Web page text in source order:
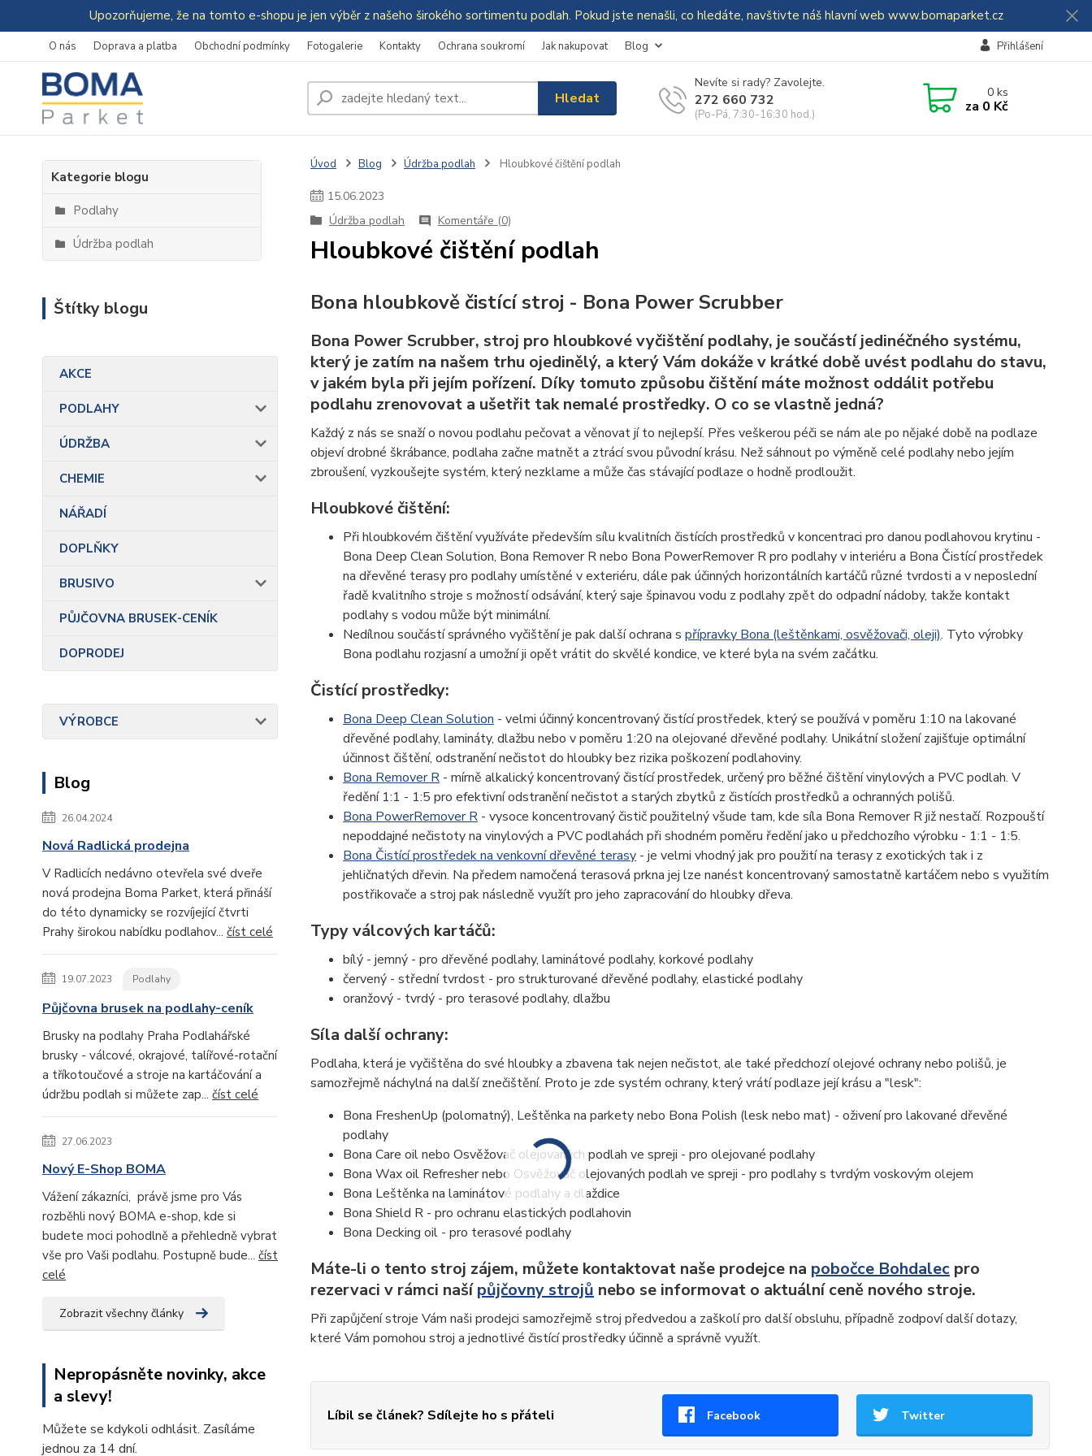
Upozorňujeme, že na tomto e-shopu je jen výběr z našeho širokého sortimentu podlah. Pokud jste nenašli, co hledáte, navštivte náš hlavní web www.bomaparket.cz
O nás Doprava a platba Obchodní podmínky Fotogalerie Kontakty Ochrana soukromí Jak nakupovat Blog Přihlášení
Hledat
Nevíte si rady? Zavolejte.
272 660 732
(Po-Pá, 7:30-16:30 hod.)
0ks
za 0 Kč
Kategorie blogu
Podlahy
Údržba podlah
Štítky blogu
AKCE
PODLAHY
ÚDRŽBA
CHEMIE
NÁŘADÍ
DOPLŇKY
BRUSIVO
PŮJČOVNA BRUSEK-CENÍK
DOPRODEJ
VÝROBCE
Blog
26.04.2024
Nová Radlická prodejna
V Radlicích nedávno otevřela své dveře
nová prodejna Boma Parket, která přináší
do této dynamicky se rozvíjející čtvrti
Prahy širokou nabídku podlahov... číst celé
19.07.2023 Podlahy
Půjčovna brusek na podlahy-ceník
Brusky na podlahy Praha Podlahářské
brusky - válcové, okrajové, talířové-rotační
a tříkotoučové a stroje na kartáčování a
údržbu podlah si můžete zap... číst celé
27.06.2023
Nový E-Shop BOMA
Vážení zákazníci, právě jsme pro Vás
rozběhli nový BOMA e-shop, kde si
budete moci pohodlně a přehledně vybrat
vše pro Vaši podlahu. Postupně bude... číst
celé
Zobrazit všechny články
Nepropásněte novinky, akce
a slevy!
Můžete se kdykoli odhlásit. Zasíláme
jednou za 14 dní.
Úvod Blog Údržba podlah Hloubkové čištění podlah
15.06.2023
Údržba podlah
Komentáře (0)
Hloubkové čištění podlah
Bona hloubkově čistící stroj - Bona Power Scrubber
Bona Power Scrubber, stroj pro hloubkové vyčištění podlahy, je součástí jedinéčného systému,
který je zatím na našem trhu ojedinělý, a který Vám dokáže v krátké době uvést podlahu do stavu,
v jakém byla při jejím pořízení. Díky tomuto způsobu čištění máte možnost oddálit potřebu
podlahu zrenovovat a ušetřit tak nemalé prostředky. O co se vlastně jedná?
Každý z nás se snaží o novou podlahu pečovat a věnovat jí to nejlepší. Přes veškerou péči se nám ale po nějaké době na podlaze
objeví drobné škrábance, podlaha začne matnět a ztrácí svou původní krásu. Než sáhnout po výměně celé podlahy nebo jejím
zbroušení, vyzkoušejte systém, který nezklame a může čas stávající podlaze o hodně prodloužit.
Hloubkové čištění:
Při hloubkovém čištění využíváte především sílu kvalitních čistících prostředků v koncentraci pro danou podlahovou krytinu -
Bona Deep Clean Solution, Bona Remover R nebo Bona PowerRemover R pro podlahy v interiéru a Bona Čistící prostředek
na dřevěné terasy pro podlahy umístěné v exteriéru, dále pak účinných horizontálních kartáčů různé tvrdosti a v neposlední
řadě kvalitního stroje s možností odsávání, který saje špinavou vodu z podlahy zpět do odpadní nádoby, takže kontakt
podlahy s vodou může být minimální.
Nedílnou součástí správného vyčištění je pak další ochrana s přípravky Bona (leštěnkami, osvěžovači, oleji). Tyto výrobky
Bona podlahu rozjasní a umožní ji opět vrátit do skvělé kondice, ve které byla na svém začátku.
Čistící prostředky:
Bona Deep Clean Solution - velmi účinný koncentrovaný čistící prostředek, který se používá v poměru 1:10 na lakované
dřevěné podlahy, lamináty, dlažbu nebo v poměru 1:20 na olejované dřevěné podlahy. Unikátní složení zajišťuje optimální
účinnost čištění, odstranění nečistot do hloubky bez rizika poškození podlahoviny.
Bona Remover R- mírně alkalický koncentrovaný čistící prostředek, určený pro běžné čištění vinylových a PVC podlah. V
ředění 1:1 - 1:5 pro efektivní odstranění nečistot a starých zbytků z čistících prostředků a ochranných polišů.
Bona PowerRemover R- vysoce koncentrovaný čistič použitelný všude tam, kde síla Bona Remover R již nestačí. Rozpouští
nepoddajné nečistoty na vinylových a PVC podlahách při shodném poměru ředění jako u předchozího výrobku - 1:1 - 1:5.
Bona Čistící prostředek na venkovní dřevěné terasy- je velmi vhodný jak pro použití na terasy z exotických tak i z
jehličnatých dřevin. Na předem namočená terasová prkna jej lze nanést koncentrovaný samostatně kartáčem nebo s využitím
postřikovače a stroj pak následně využít pro jeho zapracování do hloubky dřeva.
Typy válcových kartáčů:
bílý - jemný - pro dřevěné podlahy, laminátové podlahy, korkové podlahy
červený - střední tvrdost - pro strukturované dřevěné podlahy, elastické podlahy
oranžový - tvrdý - pro terasové podlahy, dlažbu
Síla další ochrany:
Podlaha, která je vyčištěna do své hloubky a zbavena tak nejen nečistot, ale také předchozí olejové ochrany nebo polišů, je
samozřejmě náchylná na další znečištění. Proto je zde systém ochrany, který vrátí podlaze její krásu a "lesk":
Bona FreshenUp (polomatný), Leštěnka na parkety nebo Bona Polish (lesk nebo mat) - oživení pro lakované dřevěné
podlahy
Bona Care oil nebo Osvěžovač olejovaných podlah ve spreji - pro olejované podlahy
Bona Wax oil Refresher nebo Osvěžovač olejovaných podlah ve spreji - pro podlahy s tvrdým voskovým olejem
Bona Leštěnka na laminátové podlahy a dlaždice
Bona Shield R - pro ochranu elastických podlahovin
Bona Decking oil - pro terasové podlahy
Máte-li o tento stroj zájem, můžete kontaktovat naše prodejce na pobočce Bohdalecpro
rezervaci v rámci našípůjčovny strojů nebo se informovat o aktuální ceně nového stroje.
Při zapůjčení stroje Vám naši prodejci samozřejmě stroj předvedou a zaškolí pro další obsluhu, případně zodpoví další dotazy,
které Vám pomohou stroj a jednotlivé čistící prostředky účinně a správně využít.
Líbil se článek? Sdílejte ho s přáteli Facebook Twitter